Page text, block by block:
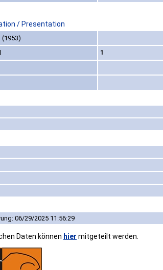
/ Presentation
1
06/29/2025 11:56:29
Daten können hier mitgeteilt werden.